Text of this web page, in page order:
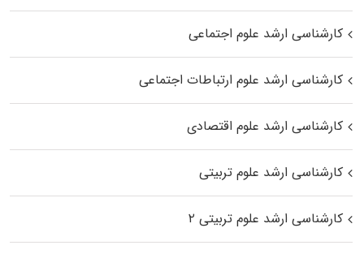
کارشناسی ارشد علوم اجتماعی
کارشناسی ارشد علوم ارتباطات اجتماعی
کارشناسی ارشد علوم اقتصادی
کارشناسی ارشد علوم تربیتی
کارشناسی ارشد علوم تربیتی ۲